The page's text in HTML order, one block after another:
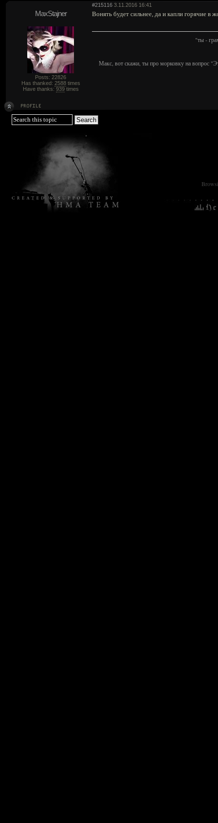
#215116 3.11.2016 16:41
MaxStajner
Posts: 22826
Has thanked: 2588times
Have thanks: 939times
Вонять будет сильнее, да и капли горячие в
"ты -
Макс, вот скажи, ты про морковку на вопрос